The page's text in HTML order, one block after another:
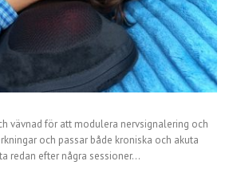
vävnad för att modulera nervsignalering och
och passar både kroniska och akuta
redan efter några sessioner…